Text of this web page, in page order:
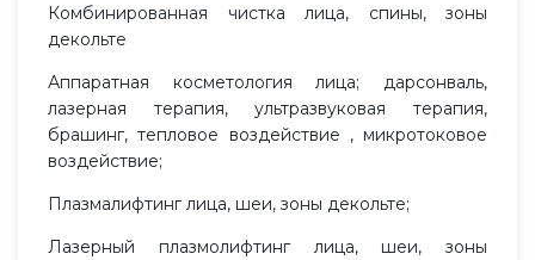
Комбинированная чистка лица, спины, зоны
декольте
Аппаратная косметология лица; дарсонваль,
лазерная терапия, ультразвуковая терапия,
брашинг, тепловое воздействие , микротоковое
воздействие;
Плазмалифтинг лица, шеи, зоны декольте;
Лазерный плазмолифтинг лица, шеи, зоны